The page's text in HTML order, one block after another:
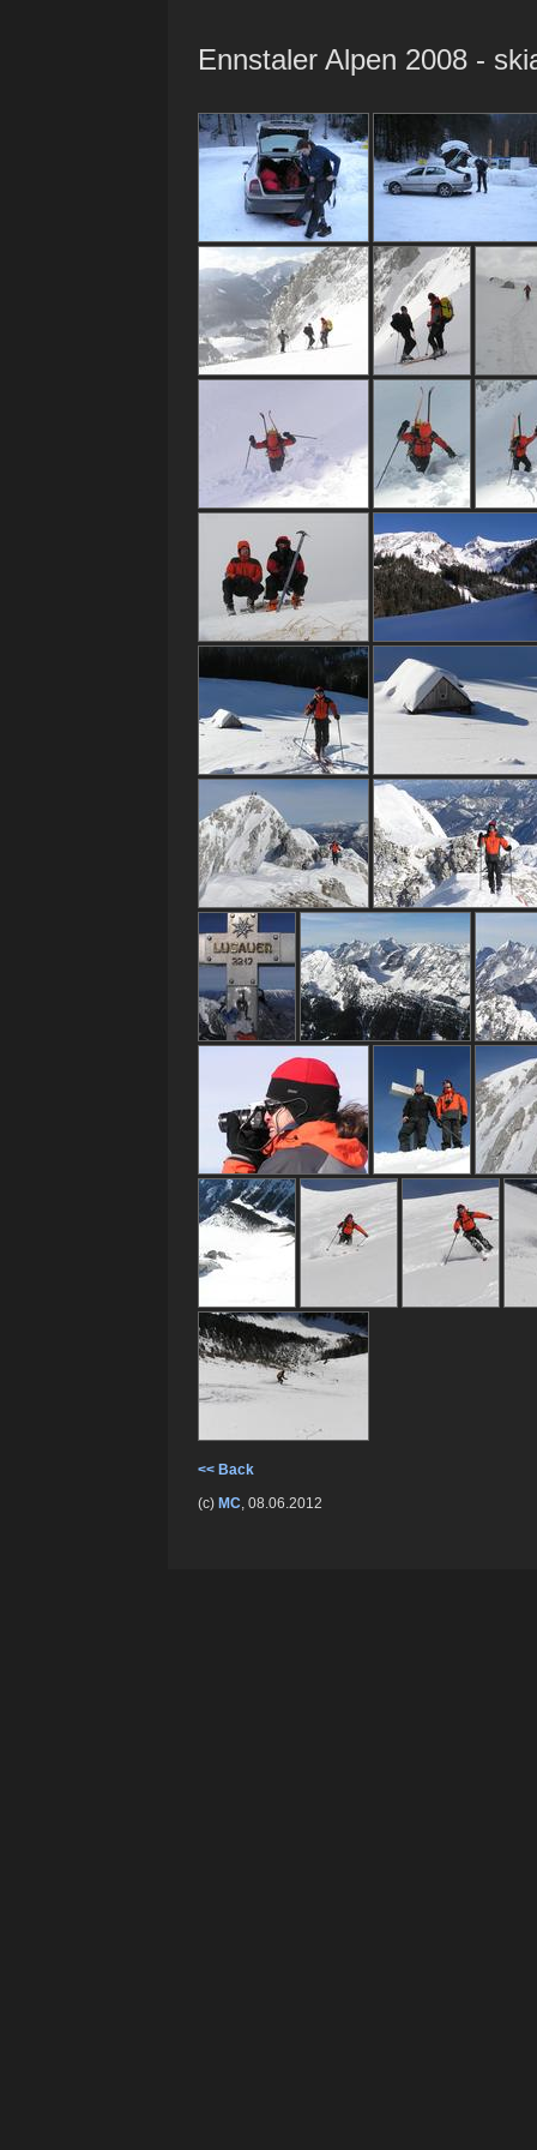
Ennstaler Alpen 2008 -
<< Back
(c) MC, 08.06.2012